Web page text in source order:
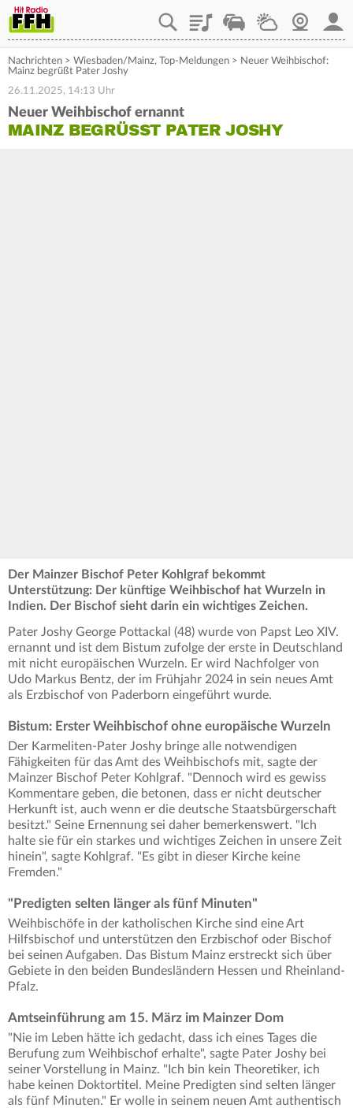
PlaylistStaupilotWetterWebcam
Nachrichten > Wiesbaden/Mainz, Top-Meldungen > Neuer Weihbischof:
Mainz begrüßt Pater Joshy
26.11.2025, 14:13 Uhr
Neuer Weihbischof ernannt
MAINZ BEGRÜSST PATER JOSHY
Der Mainzer Bischof Peter Kohlgraf bekommt
Unterstützung: Der künftige Weihbischof hat Wurzeln in
Indien. Der Bischof sieht darin ein wichtiges Zeichen.
Pater Joshy George Pottackal (48) wurde von Papst Leo XIV.
ernannt und ist dem Bistum zufolge der erste in Deutschland
mit nicht europäischen Wurzeln. Er wird Nachfolger von
Udo Markus Bentz, der im Frühjahr 2024 in sein neues Amt
als Erzbischof von Paderborn eingeführt wurde.
Bistum: Erster Weihbischof ohne europäische Wurzeln
Der Karmeliten-Pater Joshy bringe alle notwendigen
Fähigkeiten für das Amt des Weihbischofs mit, sagte der
Mainzer Bischof Peter Kohlgraf. "Dennoch wird es gewiss
Kommentare geben, die betonen, dass er nicht deutscher
Herkunft ist, auch wenn er die deutsche Staatsbürgerschaft
besitzt." Seine Ernennung sei daher bemerkenswert. "Ich
halte sie für ein starkes und wichtiges Zeichen in unsere Zeit
hinein", sagte Kohlgraf. "Es gibt in dieser Kirche keine
Fremden."
"Predigten selten länger als fünf Minuten"
Weihbischöfe in der katholischen Kirche sind eine Art
Hilfsbischof und unterstützen den Erzbischof oder Bischof
bei seinen Aufgaben. Das Bistum Mainz erstreckt sich über
Gebiete in den beiden Bundesländern Hessen und Rheinland-
Pfalz.
Amtseinführung am 15. März im Mainzer Dom
"Nie im Leben hätte ich gedacht, dass ich eines Tages die
Berufung zum Weihbischof erhalte", sagte Pater Joshy bei
seiner Vorstellung in Mainz. "Ich bin kein Theoretiker, ich
habe keinen Doktortitel. Meine Predigten sind selten länger
als fünf Minuten." Er wolle in seinem neuen Amt authentisch